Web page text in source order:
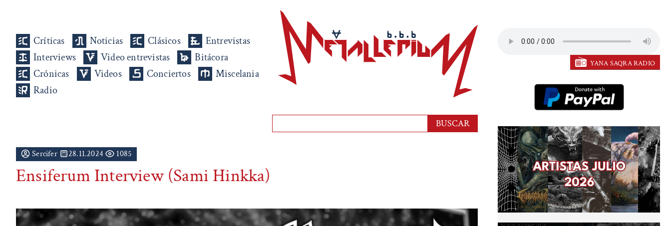
Críticas Noticias Clásicos
Entrevistas
Interviews
Video entrevistas
Bitácora
Crónicas
Videos Conciertos
Miscelania
Radio
Sercifer 28.11.2024 1085
Ensiferum Interview (Sami Hinkka)
YANA SAQRA RADIO